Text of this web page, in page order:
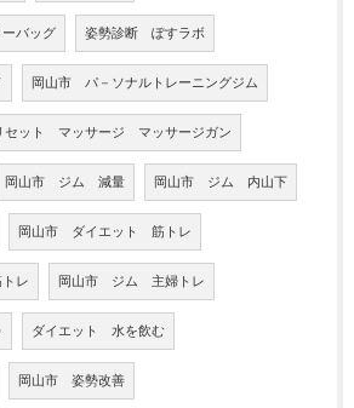
バッグ 姿勢診断 ぽすラボ
岡山市 パ－ソナルトレーニングジム
セット マッサージ マッサージガン
岡山市 ジム 減量 岡山市 ジム 内山下
岡山市 ダイエット 筋トレ
レ 岡山市 ジム 主婦トレ
ダイエット 水を飲む
岡山市 姿勢改善